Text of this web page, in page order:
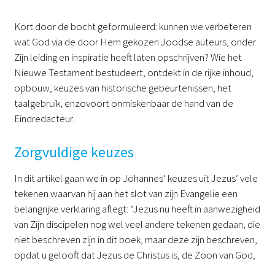
Kort door de bocht geformuleerd: kunnen we verbeteren
wat God via de door Hem gekozen Joodse auteurs, onder
Zijn leiding en inspiratie heeft laten opschrijven? Wie het
Nieuwe Testament bestudeert, ontdekt in de rijke inhoud,
opbouw, keuzes van historische gebeurtenissen, het
taalgebruik, enzovoort onmiskenbaar de hand van de
Eindredacteur.
Zorgvuldige keuzes
In dit artikel gaan we in op Johannes’ keuzes uit Jezus’ vele
tekenen waarvan hij aan het slot van zijn Evangelie een
belangrijke verklaring aflegt: “Jezus nu heeft in aanwezigheid
van Zijn discipelen nog wel veel andere tekenen gedaan, die
niet beschreven zijn in dit boek, maar deze zijn beschreven,
opdat u gelooft dat Jezus de Christus is, de Zoon van God,